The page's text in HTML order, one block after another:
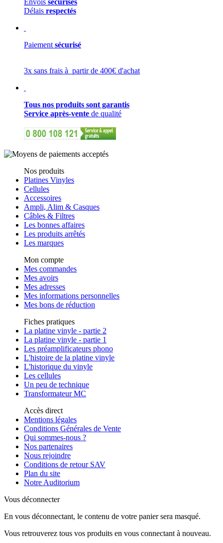
Envois sécurisés
Délais respectés
Paiement sécurisé
3x sans frais à partir de 400€ d'achat
Tous nos produits sont garantis
Service après-vente de qualité
Nos produits
Platines Vinyles
Cellules
Accessoires
Ampli, Alim & Casques
Câbles & Filtres
Les bonnes affaires
Les produits arrêtés
Les marques
Mon compte
Mes commandes
Mes avoirs
Mes adresses
Mes informations personnelles
Mes bons de réduction
Fiches pratiques
La platine vinyle - partie 2
La platine vinyle - partie 1
Les préamplificateurs phono
L'histoire de la platine vinyle
L'historique du vinyle
Les cellules
Un peu de technique
Transformateur MC
Accès direct
Mentions légales
Conditions Générales de Vente
Qui sommes-nous ?
Nos partenaires
Nous rejoindre
Conditions de retour SAV
Plan du site
Notre Auditorium
Vous déconnecter
En vous déconnectant, le contenu de votre panier sera masqué.
Vous retrouverez tous vos produits en vous connectant à nouveau.